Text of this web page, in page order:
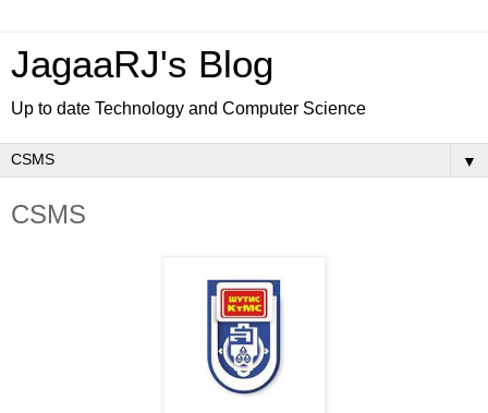
JagaaRJ's Blog
Up to date Technology and Computer Science
▼
CSMS